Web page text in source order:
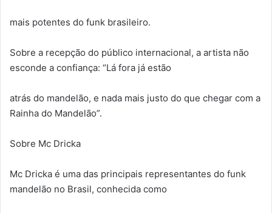
mais potentes do funk brasileiro.
Sobre a recepção do público internacional, a artista não
esconde a confiança: “Lá fora já estão
atrás do mandelão, e nada mais justo do que chegar com a
Rainha do Mandelão”.
Sobre Mc Dricka
Mc Dricka é uma das principais representantes do funk
mandelão no Brasil, conhecida como